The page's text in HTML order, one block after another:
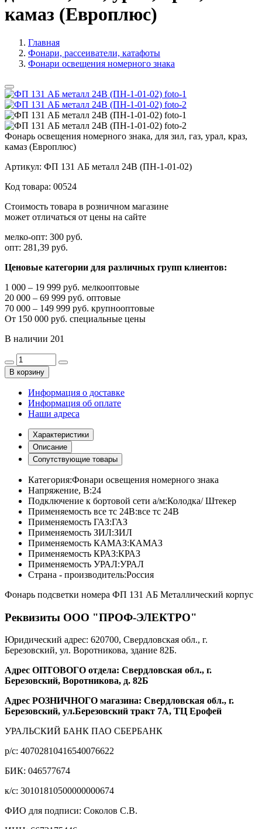
камаз (Европлюс)
Главная
Фонари, рассеиватели, катафоты
Фонари освещения номерного знака
Фонарь освещения номерного знака, для зил, газ, урал, краз,
камаз (Европлюс)
Артикул: ФП 131 АБ металл 24В (ПН-1-01-02)
Код товара: 00524
Стоимость товара в розничном магазине
может отличаться от цены на сайте
мелко-опт: 300 руб.
опт: 281,39 руб.
Ценовые категории для различных групп клиентов:
1 000 – 19 999 руб. мелкооптовые
20 000 – 69 999 руб. оптовые
70 000 – 149 999 руб. крупнооптовые
От 150 000 руб. специальные цены
В наличии 201
В корзину
Информация о доставке
Информация об оплате
Наши адреса
Характеристики
Описание
Сопутствующие товары
Категория:Фонари освещения номерного знака
Напряжение, В:24
Подключение к бортовой сети а/м:Колодка/ Штекер
Применяемость все тс 24В:все тс 24В
Применяемость ГАЗ:ГАЗ
Применяемость ЗИЛ:ЗИЛ
Применяемость КАМАЗ:КАМАЗ
Применяемость КРАЗ:КРАЗ
Применяемость УРАЛ:УРАЛ
Страна - производитель:Россия
Фонарь подсветки номера ФП 131 АБ Металлический корпус
Реквизиты ООО "ПРОФ-ЭЛЕКТРО"
Юридический адрес: 620700, Свердловская обл., г.
Березовский, ул. Воротникова, здание 82Б.
Адрес ОПТОВОГО отдела: Свердловская обл., г.
Березовский, Воротникова, д. 82Б
Адрес РОЗНИЧНОГО магазина: Свердловская обл., г.
Березовский, ул.Березовский тракт 7А, ТЦ Ерофей
УРАЛЬСКИЙ БАНК ПАО СБЕРБАНК
р/c: 40702810416540076622
БИК: 046577674
к/c: 30101810500000000674
ФИО для подписи: Соколов С.В.